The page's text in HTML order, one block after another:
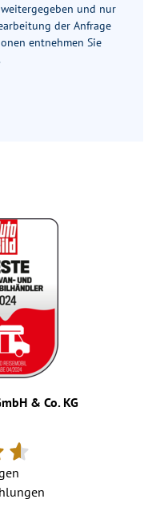
und nur
der Anfrage
entnehmen Sie
& Co. KG